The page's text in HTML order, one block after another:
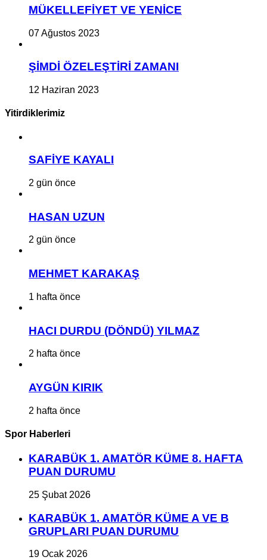
MÜKELLEFİYET VE YENİCE
07 Ağustos 2023
ŞİMDİ ÖZELEŞTİRİ ZAMANI
12 Haziran 2023
Yitirdiklerimiz
SAFİYE KAYALI
2 gün önce
HASAN UZUN
2 gün önce
MEHMET KARAKAŞ
1 hafta önce
HACI DURDU (DÖNDÜ) YILMAZ
2 hafta önce
AYGÜN KIRIK
2 hafta önce
Spor Haberleri
KARABÜK 1. AMATÖR KÜME 8. HAFTA
PUAN DURUMU
25 Şubat 2026
KARABÜK 1. AMATÖR KÜME A VE B
GRUPLARI PUAN DURUMU
19 Ocak 2026